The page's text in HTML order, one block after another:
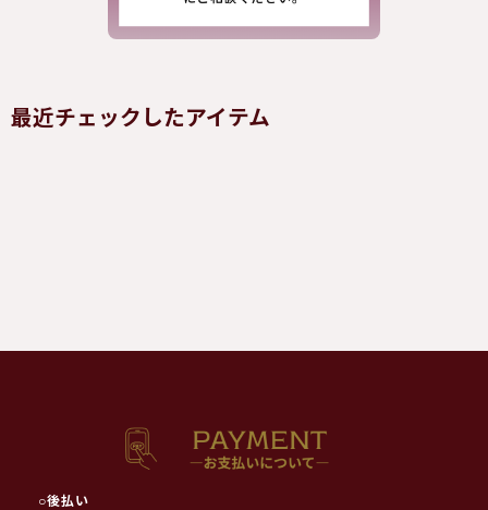
最近チェックしたアイテム
○後払い